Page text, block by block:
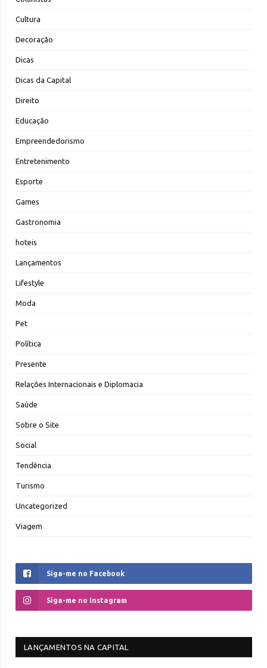
Cultura
Decoração
Dicas
Dicas da Capital
Direito
Educação
Empreendedorismo
Entretenimento
Esporte
Games
Gastronomia
hoteis
Lançamentos
Lifestyle
Moda
Pet
Política
Presente
Relações Internacionais e Diplomacia
Saúde
Sobre o Site
Social
Tendência
Turismo
Uncategorized
Viagem
Siga-me no Facebook
Siga-me no Instagram
LANÇAMENTOS NA CAPITAL